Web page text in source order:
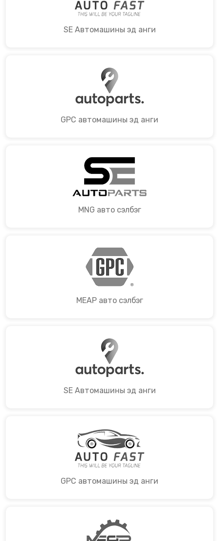
SE Автомашины эд анги
GPC автомашины эд анги
MNG авто сэлбэг
MEAP авто сэлбэг
SE Автомашины эд анги
GPC автомашины эд анги